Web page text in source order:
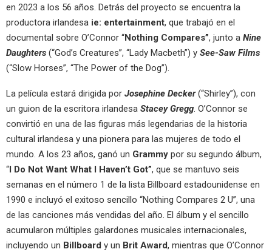
en 2023 a los 56 años. Detrás del proyecto se encuentra la
productora irlandesa ie: entertainment, que trabajó en el
documental sobre O’Connor “Nothing Compares”, junto a Nine
Daughters (“God’s Creatures”, “Lady Macbeth”) y See-Saw Films
(“Slow Horses”, “The Power of the Dog”).
La película estará dirigida por Josephine Decker(“Shirley”), con
un guion de la escritora irlandesa Stacey Gregg. O’Connor se
convirtió en una de las figuras más legendarias de la historia
cultural irlandesa y una pionera para las mujeres de todo el
mundo. A los 23 años, ganó un Grammy por su segundo álbum,
“I Do Not Want What I Haven’t Got”, que se mantuvo seis
semanas en el número 1 de la lista Billboard estadounidense en
1990 e incluyó el exitoso sencillo “Nothing Compares 2 U”, una
de las canciones más vendidas del año. El álbum y el sencillo
acumularon múltiples galardones musicales internacionales,
incluyendo un Billboard y un Brit Award, mientras que O’Connor